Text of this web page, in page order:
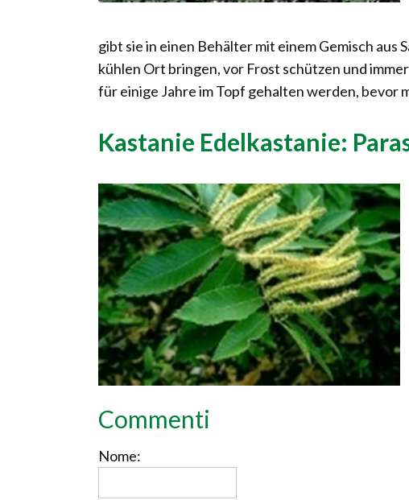
gibt sie in einen Behälter mit einem Gemisch aus
kühlen Ort bringen, vor Frost schützen und
für einige Jahre im Topf gehalten werden, bevor
Kastanie Edelkastanie:
Commenti
Nome: